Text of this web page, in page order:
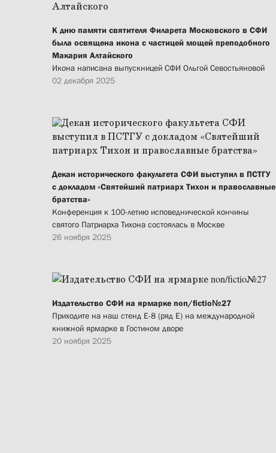
К дню памяти святителя Филарета Московского в СФИ
была освящена икона с частицей мощей преподобного
Макария Алтайского
Икона написана выпускницей СФИ Ольгой Севостьяновой
02 декабря 2025
Декан исторического факультета СФИ выступил в ПСТГУ
с докладом «Святейший патриарх Тихон и православные
братства»
Конференция к 100-летию исповеднической кончины
святого Патриарха Тихона состоялась в Москве
26 ноября 2025
Издательство СФИ на ярмарке non/fictio№27
Приходите на наш стенд Е-8 (ряд Е) на международной
книжной ярмарке в Гостином дворе
20 ноября 2025